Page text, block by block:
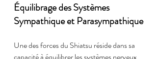
Équilibrage des Systèmes
Sympathique et Parasympathique
Une des forces du Shiatsu réside dans sa